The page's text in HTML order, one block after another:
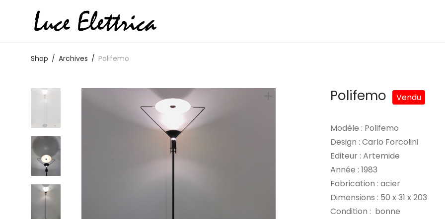
Shop / Archives / Polifemo
Polifemo
Modèle : Polifemo
Design : Carlo Forcolini
Editeur : Artemide
Année : 1983
Fabrication : acier
Dimensions : 50 x 31 x 203
Condition : bonne